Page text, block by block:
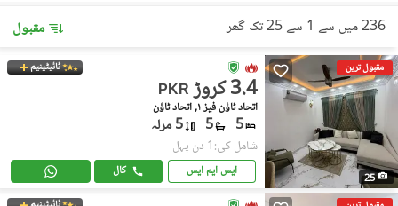
236 میں سے 1 سے 25 تک گھر مقبول
مقبول ترین
25
ٹائیٹینیم
PKR 3.4 کروڑ
اتحاد ٹاؤن فیز ١, اتحاد ٹاؤن
5
5 5 مرلہ
شامل کی:1 دن پہل
ایس ایم ایس کال